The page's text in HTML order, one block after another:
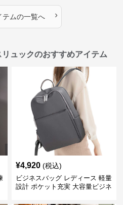
テムの一覧へ ›
ュックのおすすめアイテム
¥4,920 (税込)
ビジネスバッグ レディース 軽量
設計 ポケット充実 大容量ビジネ